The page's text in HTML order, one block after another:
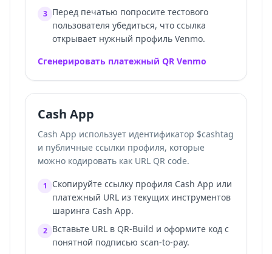
3 Перед печатью попросите тестового
пользователя убедиться, что ссылка
открывает нужный профиль Venmo.
Сгенерировать платежный QR Venmo
Cash App
Cash App использует идентификатор $cashtag
и публичные ссылки профиля, которые
можно кодировать как URL QR code.
1
Скопируйте ссылку профиля Cash App или
платежный URL из текущих инструментов
шаринга Cash App.
2 Вставьте URL в QR-Build и оформите код с
понятной подписью scan-to-pay.